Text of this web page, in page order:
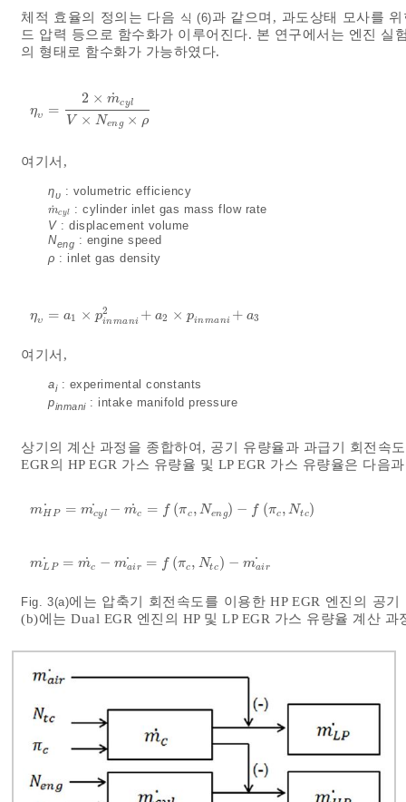
체적 효율의 정의는 다음 식 (6)과 같으며, 과도상태 모사를
드 압력 등으로 함수화가 이루어진다. 본 연구에서는 엔진
의 형태로 함수화가 가능하였다.
ηυ =
2 × m
˙ cyl
V × Neng × ρ
ηυ =2 ×m˙cylV×Nen
여기서,
ηυ : volumetric efficiency
m
˙cyl
m˙cyl: cylinder inlet gas mass flow rate
V: displacement volume
Neng : engine speed
ρ : inlet gas density
ηυ = a1 × p2
inmani + a2 × pinmani + a3
ηυ= a 1× mani2 +a2×pinmani
여기서,
ai: experimental constants
pinmani: intake manifold pressure
상기의 계산 과정을 종합하여, 공기 유량율과 과급기 회전속
EGR의 HP EGR 가스 유량율 및 LP EGR 가스 유량율은 다음
mH P
˙ = mcyl
˙ − mc
˙ = f (πc , Neng) − f (πc , Ntc)
mH P˙=m cy ˙-mc˙=fπc, Nen g-fπc,N
mL P
˙ = mc
˙ − mair
˙ = f (πc , Ntc ) − mair
˙
mLP˙ =mc˙ -m a ir˙=f πc,Ntc -mai
Fig. 3(a)에는 압축기 회전속도를 이용한 HP EGR 엔진의 공
(b)에는 Dual EGR 엔진의 HP 및 LP EGR 가스 유량율 계산 과